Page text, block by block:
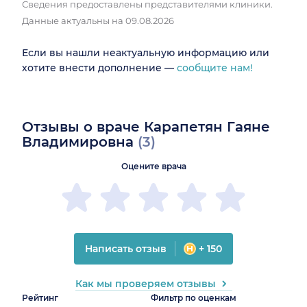
Сведения предоставлены представителями клиники.
Данные актуальны на 09.08.2026
Если вы нашли неактуальную информацию или
хотите внести дополнение — сообщите нам!
Отзывы о враче Карапетян Гаяне
Владимировна (3)
Рейтинг Фильтр по оценкам
Оцените врача
Написать отзыв + 150
Как мы проверяем отзывы